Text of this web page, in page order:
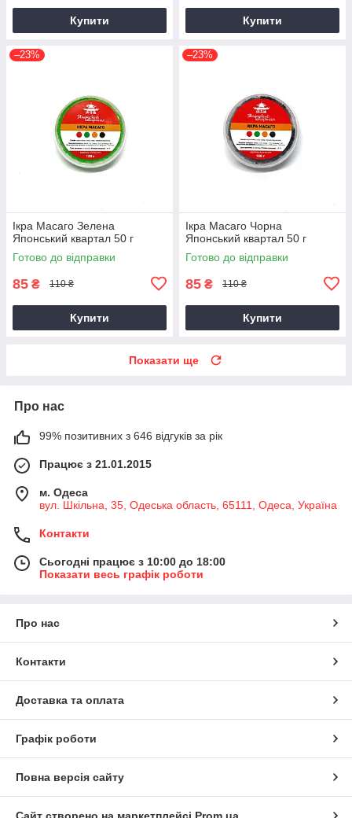
Купити Купити
–23%
Ікра Масаго Зелена
Японський квартал 50 г
Готово до відправки
85 ₴ 110 ₴
Купити
–23%
Ікра Масаго Чорна
Японський квартал 50 г
Готово до відправки
85 ₴ 110 ₴
Купити
Показати ще
Про нас
99% позитивних з 646 відгуків за рік
Працює з 21.01.2015
м. Одеса
вул. Шкільна, 35, Одеська область, 65111, Одеса, Україна
Контакти
Сьогодні працює з 10:00 до 18:00
Показати весь графік роботи
Про нас
Контакти
Доставка та оплата
Графік роботи
Повна версія сайту
Сайт створено на маркетплейсі Prom.ua